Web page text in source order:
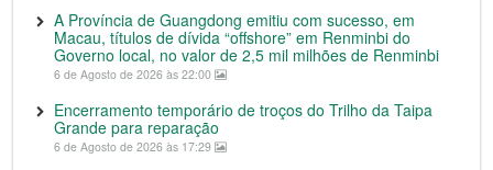
A Província de Guangdong emitiu com sucesso, em
Macau, títulos de dívida “offshore” em Renminbi do
Governo local, no valor de 2,5 mil milhões de Renminbi
6 de Agosto de 2026 às 22:00
Encerramento temporário de troços do Trilho da Taipa
Grande para reparação
6 de Agosto de 2026 às 17:29